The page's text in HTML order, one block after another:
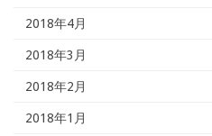
2018年4月
2018年3月
2018年2月
2018年1月